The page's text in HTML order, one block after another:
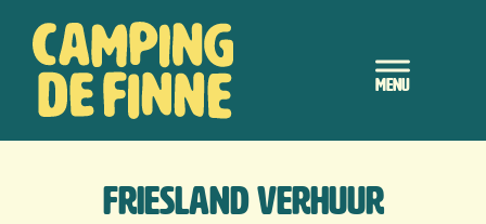
naar
de
hoofd
Camping de Finne
Header
Friesland verhuur